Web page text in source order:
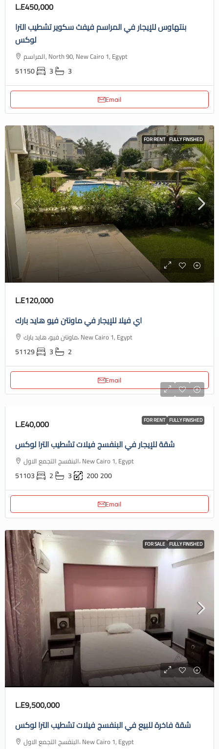
L.E450,000
بنتهاوس للإيجار في المراسم فيفث سكوير تشطيب الترا
لوكس
المراسم, North 90, New Cairo 1, Egypt
51150 3 3
Email
FOR RENT FULLY FINISHED
L.E120,000
اي فيلا للإيجار في ماونتن فيو هايد بارك
ماونتن فيو، هايد بارك، New Cairo 1, Egypt
51129 3 2
Email
FOR RENT FULLY FINISHED
L.E40,000
شقة للإيجار في البنفسج فيلات تشطيب الترا لوكس
البنفسج التجمع الاول، New Cairo 1, Egypt
51103 2 3 200200
Email
FOR SALE FULLY FINISHED
L.E9,500,000
شقة فاخرة للبيع في البنفسج فيلات تشطيب الترا لوكس
البنفسج التجمع الاول، New Cairo 1, Egypt